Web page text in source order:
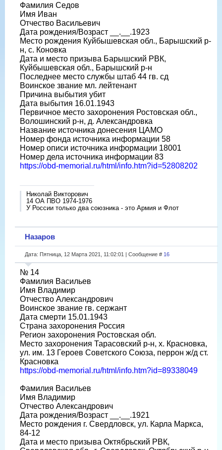
Фамилия Седов
Имя Иван
Отчество Васильевич
Дата рождения/Возраст __.__.1923
Место рождения Куйбышевская обл., Барышский р-
н, с. Коновка
Дата и место призыва Барышский РВК,
Куйбышевская обл., Барышский р-н
Последнее место службы штаб 44 гв. сд
Воинское звание мл. лейтенант
Причина выбытия убит
Дата выбытия 16.01.1943
Первичное место захоронения Ростовская обл.,
Волошинский р-н, д. Александровка
Название источника донесения ЦАМО
Номер фонда источника информации 58
Номер описи источника информации 18001
Номер дела источника информации 83
https://obd-memorial.ru/html/info.htm?id=52808202
Николай Викторович
14 ОА ПВО 1974-1976
У России только два союзника - это Армия и Флот
Назаров
Дата: Пятница, 12 Марта 2021, 11:02:01 | Сообщение # 16
№ 14
Фамилия Васильев
Имя Владимир
Отчество Александрович
Воинское звание гв. сержант
Дата смерти 15.01.1943
Страна захоронения Россия
Регион захоронения Ростовская обл.
Место захоронения Тарасовский р-н, х. Красновка,
ул. им. 13 Героев Советского Союза, перрон ж/д ст.
Красновка
https://obd-memorial.ru/html/info.htm?id=89338049
Фамилия Васильев
Имя Владимир
Отчество Александрович
Дата рождения/Возраст __.__.1921
Место рождения г. Свердловск, ул. Карла Маркса,
84-12
Дата и место призыва Октябрьский РВК,